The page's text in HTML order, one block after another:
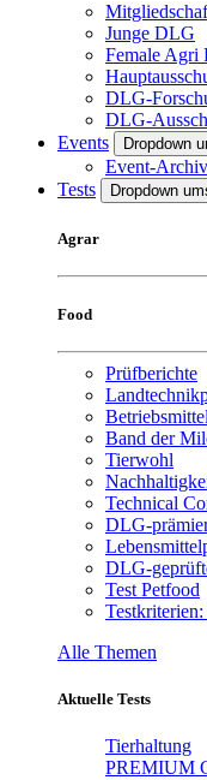
Junge DLG
Female Agri
DLG-
DLG-
Events
Dropdown
Event-Archiv
Tests
Dropdown
Agrar
Food
Prüfberichte
Band der
Tierwohl
Technical
DLG-
DLG-
Test Petfood
Alle Themen
Aktuelle Tests
Tierhaltung
PREMIUM